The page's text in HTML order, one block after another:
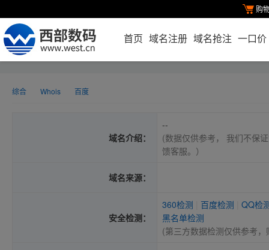
购
首页 域名注册 域名抢注 一口价
综合 Whois 百度
域名介绍：
--
(数据仅供参考， 我们不保
馈客服。）
域名来源：
安全检测：
360检测 百度检测
QQ检
黑名单检测
(第三方数据检测仅供参考